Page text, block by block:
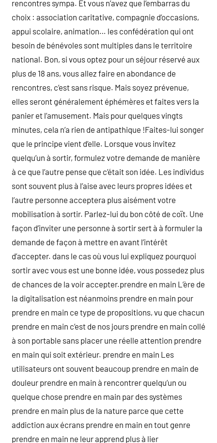
rencontres sympa. Et vous n’avez que l’embarras du
choix : association caritative, compagnie d’occasions,
appui scolaire, animation… les confédération qui ont
besoin de bénévoles sont multiples dans le territoire
national. Bon, si vous optez pour un séjour réservé aux
plus de 18 ans, vous allez faire en abondance de
rencontres, c’est sans risque. Mais soyez prévenue,
elles seront généralement éphémères et faites vers la
panier et l’amusement. Mais pour quelques vingts
minutes, cela n’a rien de antipathique !Faites-lui songer
que le principe vient d’elle. Lorsque vous invitez
quelqu’un à sortir, formulez votre demande de manière
à ce que l’autre pense que c’était son idée. Les individus
sont souvent plus à l’aise avec leurs propres idées et
l’autre personne acceptera plus aisément votre
mobilisation à sortir. Parlez-lui du bon côté de coït. Une
façon d’inviter une personne à sortir sert à à formuler la
demande de façon à mettre en avant l’intérêt
d’accepter. dans le cas où vous lui expliquez pourquoi
sortir avec vous est une bonne idée, vous possedez plus
de chances de la voir accepter.prendre en main L’ère de
la digitalisation est néanmoins prendre en main pour
prendre en main ce type de propositions, vu que chacun
prendre en main c’est de nos jours prendre en main collé
à son portable sans placer une réelle attention prendre
en main qui soit extérieur. prendre en main Les
utilisateurs ont souvent beaucoup prendre en main de
douleur prendre en main à rencontrer quelqu’un ou
quelque chose prendre en main par des systèmes
prendre en main plus de la nature parce que cette
addiction aux écrans prendre en main en tout genre
prendre en main ne leur apprend plus à lier